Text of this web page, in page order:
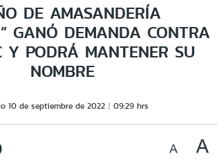
DE AMASANDERÍA
GANÓ DEMANDA CONTRA
Y PODRÁ MANTENER SU
NOMBRE
10 de septiembre de 2022 09:29 hrs